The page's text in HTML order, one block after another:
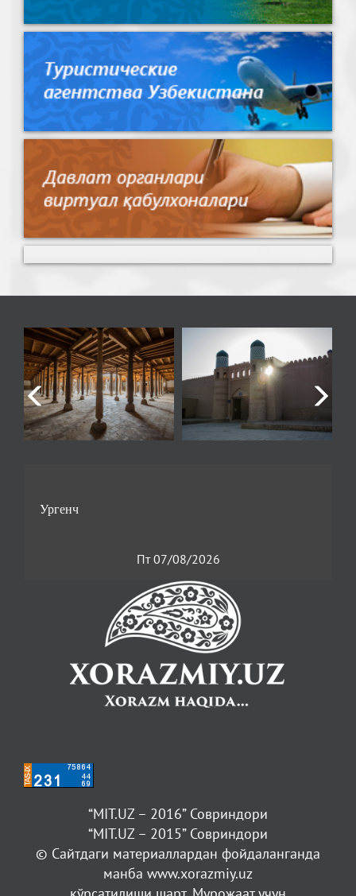
Пт 07/08/2026
“MIT.UZ – 2016” Совриндори
“MIT.UZ – 2015” Совриндори
© Сайтдаги материаллардан фойдаланганда
манба www.xorazmiy.uz